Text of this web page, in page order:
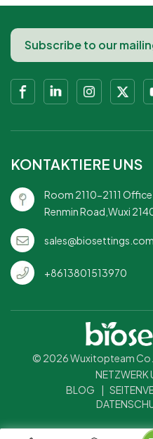
KONTAKTIERE UNS
Room 2110-2111
Renmin Road,Wuxi
sales@biosettings.com
+8613801513970
© 2026 Wuxitopteam Co.,
NETZWERK
BLOG
|